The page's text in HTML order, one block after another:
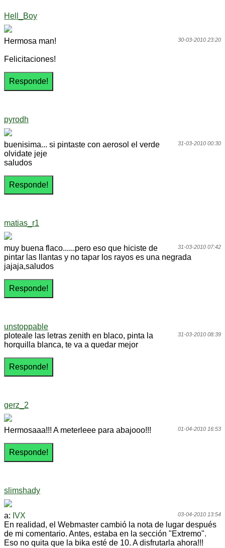
Hell_Boy
30-03-2010 23:20
Hermosa man!
Felicitaciones!
pyrodh
31-03-2010 00:30
buenisima... si pintaste con aerosol el verde
olvidate jeje
saludos
matias_r1
31-03-2010 07:42
muy buena flaco......pero eso que hiciste de
pintar las llantas y no tapar los rayos es una negrada
jajaja,saludos
unstoppable
31-03-2010 08:39
ploteale las letras zenith en blaco, pinta la
horquilla blanca, te va a quedar mejor
gerz_2
01-04-2010 16:53
Hermosaaa!!! A meterleee para abajooo!!!
slimshady
03-04-2010 13:54
a: IVX
En realidad, el Webmaster cambió la nota de lugar después
de mi comentario. Antes, estaba en la sección "Extremo".
Eso no quita que la bika esté de 10. A disfrutarla ahora!!!